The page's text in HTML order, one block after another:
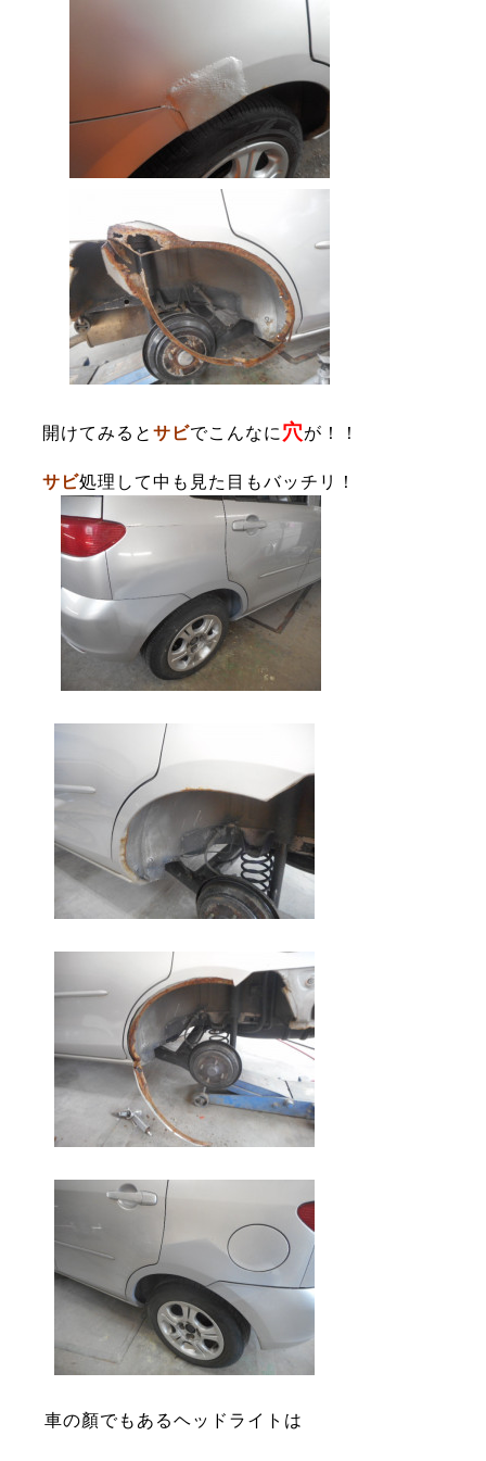
開けてみると サビでこんなに 穴が！！
サビ処理して中も見た目もバッチリ！
車の顏でもあるヘッドライトは